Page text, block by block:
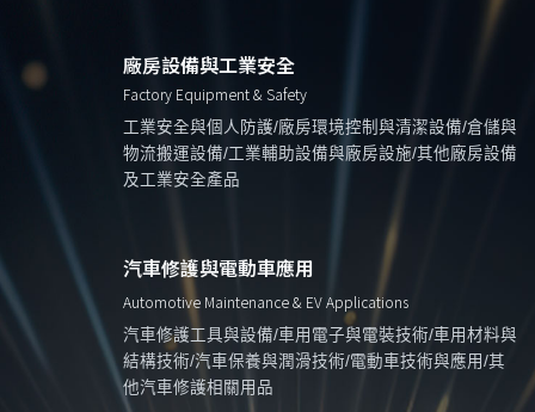
廠房設備與工業安全
Factory Equipment & Safety
工業安全與個人防護/廠房環境控制與清潔設備/倉儲與
物流搬運設備/工業輔助設備與廠房設施/其他廠房設備
及工業安全產品
汽車修護與電動車應用
Automotive Maintenance & EV Applications
汽車修護工具與設備/車用電子與電裝技術/車用材料與
結構技術/汽車保養與潤滑技術/電動車技術與應用/其
他汽車修護相關用品